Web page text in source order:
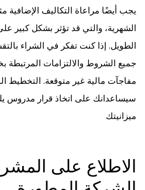
يجب أيضًا مراعاة التكاليف الإضافية
الشهرية، والتي قد تؤثر بشكل كبير
الطويل. إذا كنت تفكر في الشراء
جميع الشروط والالتزامات
مفاجآت مالية غير متوقعة. التخطيط
سيساعدانك على اتخاذ قرار مدروس
ميزانيتك
الاطلاع على